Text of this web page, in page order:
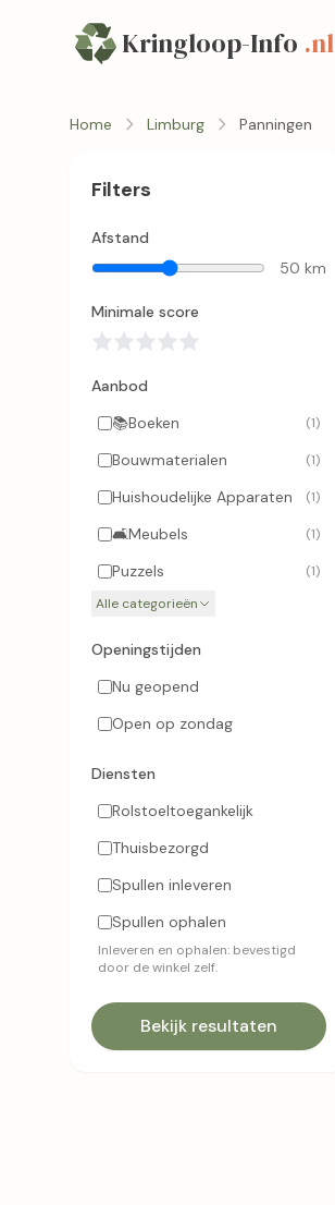
Kringloop-Info .nl
Home Limburg Panningen
Filters
Afstand
50 km
Minimale score
Aanbod
📚Boeken (1)
Bouwmaterialen (1)
Huishoudelijke Apparaten (1)
🛋️Meubels (1)
Puzzels
(1)
Alle categorieën
Openingstijden
Nu geopend
Open op zondag
Diensten
Rolstoeltoegankelijk
Thuisbezorgd
Spullen inleveren
Spullen ophalen
Inleveren en ophalen: bevestigd
door de winkel zelf.
Bekijk resultaten